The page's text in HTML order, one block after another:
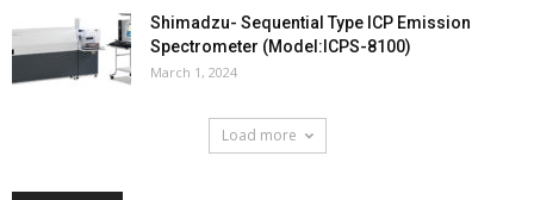
Shimadzu- Sequential Type ICP Emission
Spectrometer (Model:ICPS-8100)
March 1, 2024
Load more